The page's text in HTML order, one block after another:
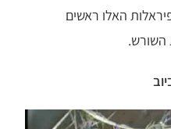
האלו ראשים
השורש.